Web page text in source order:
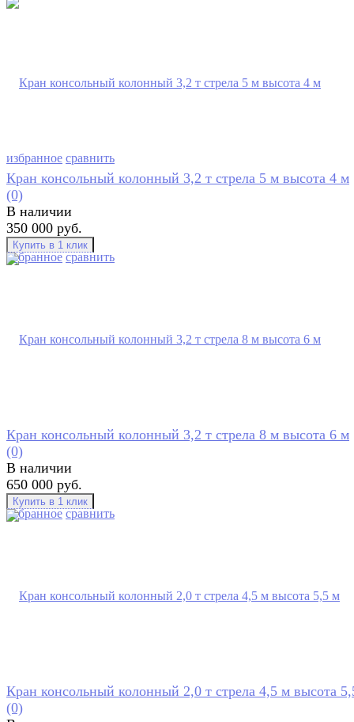
избранное сравнить
избранное сравнить
Кран консольный колонный 3,2 т стрела 5 м высота 4 м
(0)
В наличии
350 000 руб.
избранное сравнить
Кран консольный колонный 3,2 т стрела 8 м высота 6 м
(0)
В наличии
650 000 руб.
Кран консольный колонный 2,0 т стрела 4,5 м высота
(0)